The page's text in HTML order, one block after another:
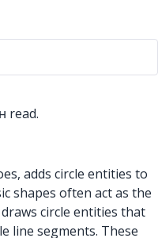
read.
adds circle entities to
shapes often act as the
circle entities that
line segments. These